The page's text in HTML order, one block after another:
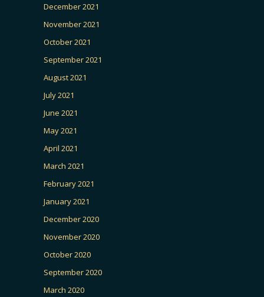
December 2021
November 2021
October 2021
September 2021
August 2021
July 2021
June 2021
May 2021
April 2021
March 2021
February 2021
January 2021
December 2020
November 2020
October 2020
September 2020
March 2020